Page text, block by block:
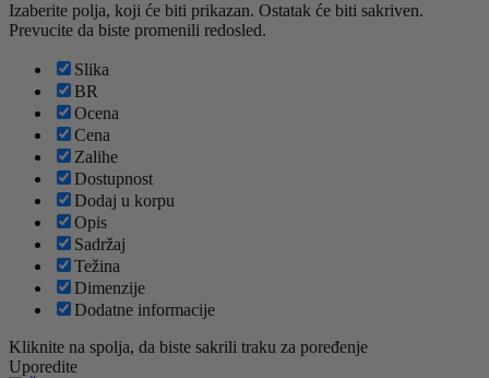
Izaberite polja, koji će biti prikazan. Ostatak će biti sakriven.
Prevucite da biste promenili redosled.
Slika
BR
Ocena
Cena
Zalihe
Dostupnost
Dodaj u korpu
Opis
Sadržaj
Težina
Dimenzije
Dodatne informacije
Kliknite na spolja, da biste sakrili traku za poređenje
Uporedite